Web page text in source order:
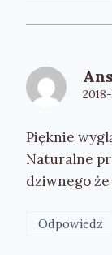
Pięknie
Naturalne
dziwnego
Odpowiedz